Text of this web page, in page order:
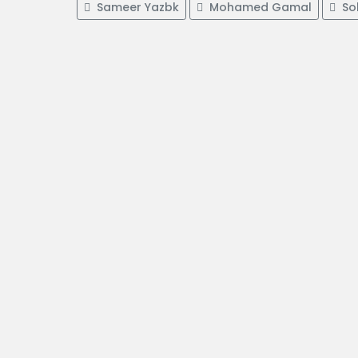
Sameer Yazbk
Mohamed Gamal